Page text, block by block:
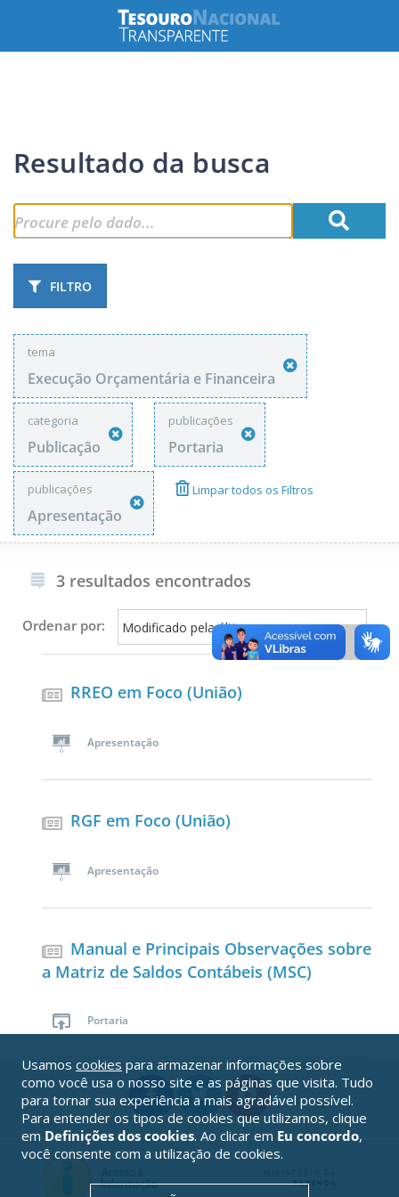
Resultado da busca
FILTRO
tema
Execução Orçamentária e Financeira
categoria
Publicação
publicações
Portaria
publicações
Apresentação
Limpar todos os Filtros
3 resultados encontrados
Ordenar por:
RREO em Foco (União)
Apresentação
RGF em Foco (União)
Apresentação
Manual e Principais Observações sobre
a Matriz de Saldos Contábeis (MSC)
Portaria
Usamos cookies para armazenar informações sobre
como você usa o nosso site e as páginas que visita. Tudo
para tornar sua experiência a mais agradável possível.
Para entender os tipos de cookies que utilizamos, clique
em Definições dos cookies. Ao clicar em Eu concordo,
você consente com a utilização de cookies.